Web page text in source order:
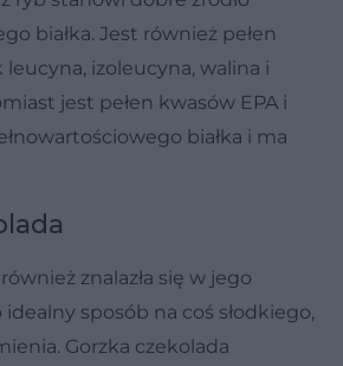
białka. Jest również pełen
izoleucyna, walina i
jest pełen kwasów EPA i
białka i ma
znalazła się w jego
idealny sposób na coś słodkiego,
Gorzka czekolada